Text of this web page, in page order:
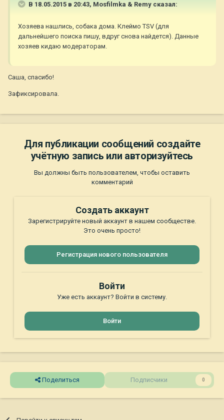
В 18.05.2015 в 20:43, Mosfilmka & Remy сказал:
Хозяева нашлись, собака дома. Клеймо TSV (для
дальнейшего поиска пишу, вдруг снова найдется). Данные
хозяев кидаю модераторам.
Саша, спасибо!
Зафиксировала.
Для публикации сообщений создайте
учётную запись или авторизуйтесь
Вы должны быть пользователем, чтобы оставить
комментарий
Создать аккаунт
Зарегистрируйте новый аккаунт в нашем сообществе.
Это очень просто!
Регистрация нового пользователя
Войти
Уже есть аккаунт? Войти в систему.
Войти
Поделиться Подписчики 0